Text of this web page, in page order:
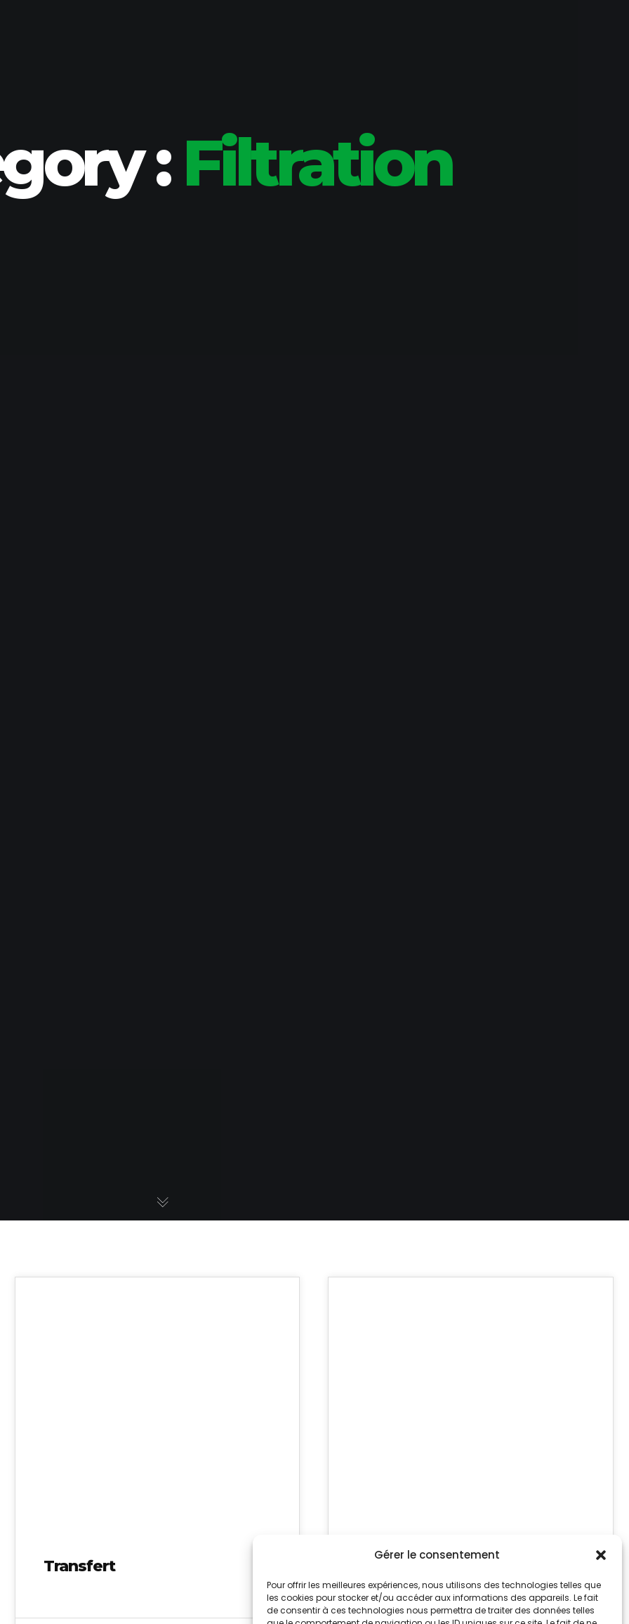
Gérer le consentement
Pour offrir les meilleures expériences, nous utilisons des technologies telles que
les cookies pour stocker et/ou accéder aux informations des appareils. Le fait
de consentir à ces technologies nous permettra de traiter des données telles
:Filtration
Transfert